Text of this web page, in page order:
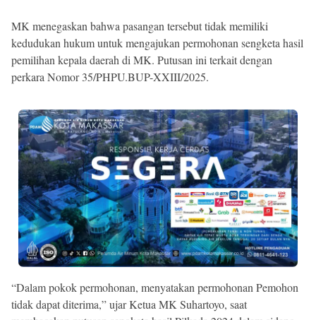
MK menegaskan bahwa pasangan tersebut tidak memiliki
kedudukan hukum untuk mengajukan permohonan sengketa hasil
pemilihan kepala daerah di MK. Putusan ini terkait dengan
perkara Nomor 35/PHPU.BUP-XXIII/2025.
“Dalam pokok permohonan, menyatakan permohonan Pemohon
tidak dapat diterima,” ujar Ketua MK Suhartoyo, saat